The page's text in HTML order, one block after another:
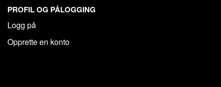
PROFIL OG PÅLOGGING
Logg på
Opprette en konto